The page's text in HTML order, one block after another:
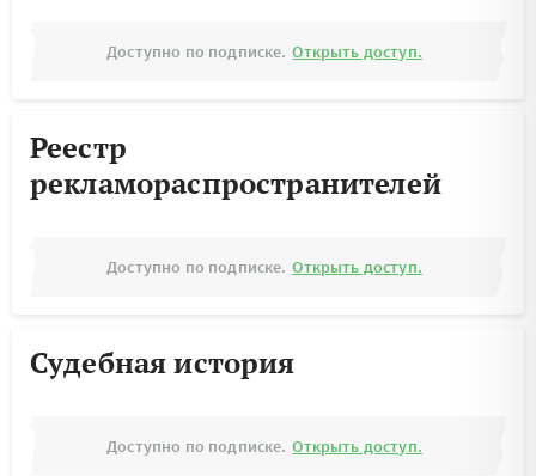
Доступно по подписке. Открыть доступ.
Реестр
рекламораспространителей
Доступно по подписке. Открыть доступ.
Судебная история
Доступно по подписке. Открыть доступ.